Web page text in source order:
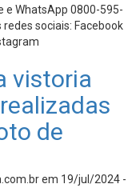
e WhatsApp 0800-595-
sociais: Facebook
vistoria
de
em 19/jul/2024 -